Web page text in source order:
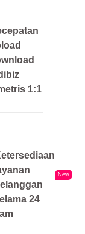
1:1
24
New